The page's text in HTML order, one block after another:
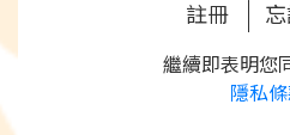
註冊
繼續即表明您
隱私